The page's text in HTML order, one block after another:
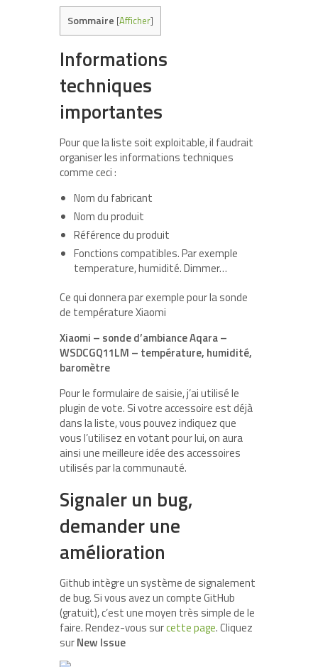
Sommaire [Afficher]
Informations
techniques
importantes
Pour que la liste soit exploitable, il faudrait
organiser les informations techniques
comme ceci :
Nom du fabricant
Nom du produit
Référence du produit
Fonctions compatibles. Par exemple
temperature, humidité. Dimmer…
Ce qui donnera par exemple pour la sonde
de température Xiaomi
Xiaomi – sonde d’ambiance Aqara –
WSDCGQ11LM – température, humidité,
baromètre
Pour le formulaire de saisie, j’ai utilisé le
plugin de vote. Si votre accessoire est déjà
dans la liste, vous pouvez indiquez que
vous l’utilisez en votant pour lui, on aura
ainsi une meilleure idée des accessoires
utilisés par la communauté.
Signaler un bug,
demander une
amélioration
Github intègre un système de signalement
de bug. Si vous avez un compte GitHub
(gratuit), c’est une moyen très simple de le
faire. Rendez-vous surcette page. Cliquez
surNew Issue